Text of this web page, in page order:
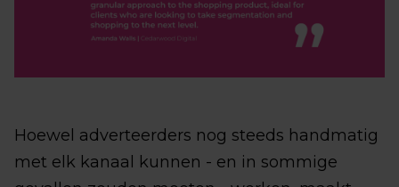
Hoewel adverteerders nog steeds handmatig
met elk kanaal kunnen - en in sommige